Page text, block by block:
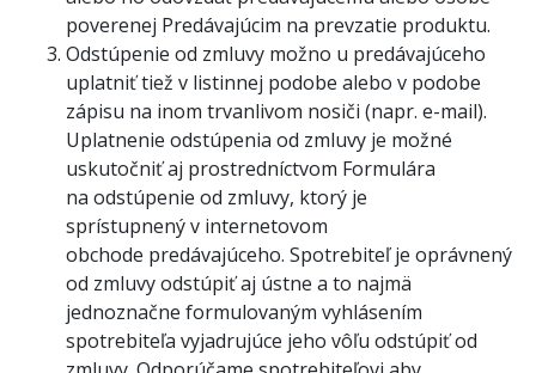
poverenej Predávajúcim na prevzatie produktu.
Odstúpenie od zmluvy možno u predávajúceho
uplatniť tiež v listinnej podobe alebo v podobe
zápisu na inom trvanlivom nosiči (napr. e-mail).
Uplatnenie odstúpenia od zmluvy je možné
uskutočniť aj prostredníctvom Formulára
na odstúpenie od zmluvy, ktorý je
sprístupnený v internetovom
obchode predávajúceho. Spotrebiteľ je oprávnený
od zmluvy odstúpiť aj ústne a to najmä
jednoznačne formulovaným vyhlásením
spotrebiteľa vyjadrujúce jeho vôľu odstúpiť od